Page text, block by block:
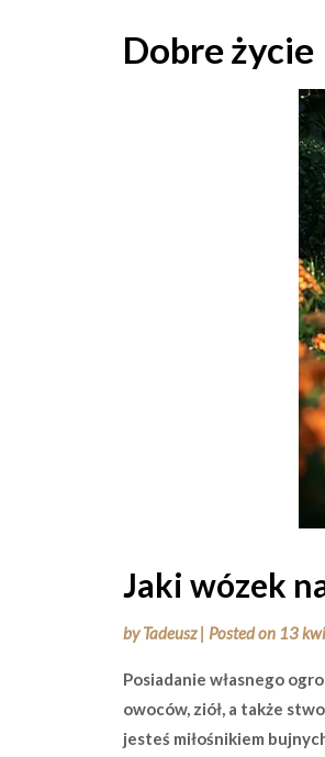
Dobre życie
Jaki wózek
byTadeusz | Posted on 13
Posiadanie własnego
owoców, ziół, a także
jesteś miłośnikiem